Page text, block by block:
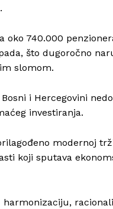
O nama
oko 740.000
što dugoročno
slomom.
i Hercegovini
investiranja.
modernoj
koji sputava